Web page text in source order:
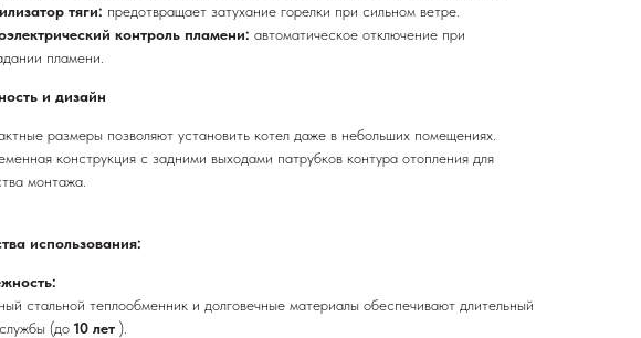
тяги: предотвращает затухание горелки при сильном ветре.
контроль пламени: автоматическое отключение при
пламени.
и дизайн
размеры позволяют установить котел даже в небольших помещениях.
конструкция с задними выходами патрубков контура отопления для
монтажа.
использования:
стальной теплообменник и долговечные материалы обеспечивают длительный
(до 10 лет ).